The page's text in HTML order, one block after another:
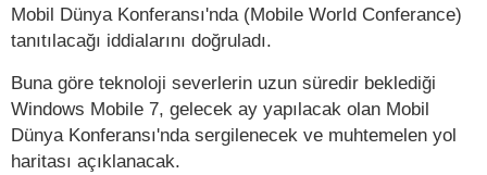
Mobil Dünya Konferansı'nda (Mobile World Conferance)
tanıtılacağı iddialarını doğruladı.
Buna göre teknoloji severlerin uzun süredir beklediği
Windows Mobile 7, gelecek ay yapılacak olan Mobil
Dünya Konferansı'nda sergilenecek ve muhtemelen yol
haritası açıklanacak.